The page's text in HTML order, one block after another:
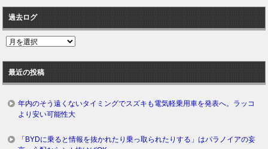
過去ログ
過
ロ
グ
最近の投稿
年内のそう遠くないタイミングでスズキも電気軽乗用車を発表へ。ラッコ
より安い可能性大
「BYDに乗ると情報を抜かれたり乗っ取られたりする」はパラノイアの妄